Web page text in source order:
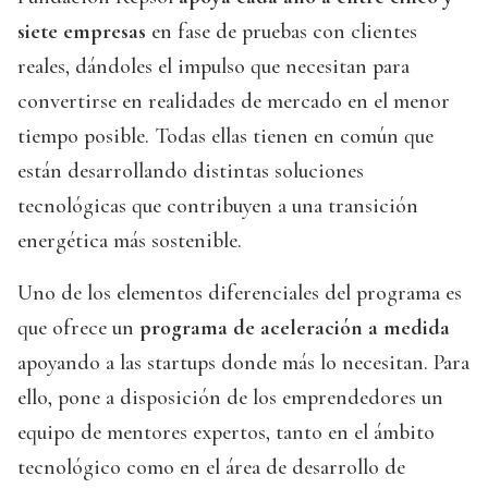
siete empresas en fase de pruebas con clientes
reales, dándoles el impulso que necesitan para
convertirse en realidades de mercado en el menor
tiempo posible. Todas ellas tienen en común que
están desarrollando distintas soluciones
tecnológicas que contribuyen a una transición
energética más sostenible.
Uno de los elementos diferenciales del programa es
que ofrece un programa de aceleración a medida
apoyando a las startups donde más lo necesitan. Para
ello, pone a disposición de los emprendedores un
equipo de mentores expertos, tanto en el ámbito
tecnológico como en el área de desarrollo de